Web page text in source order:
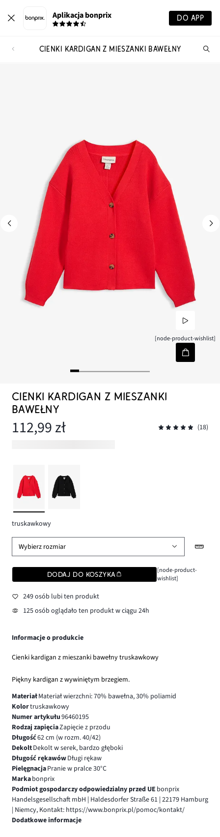
Aplikacja bonprix DO APP
CIENKI KARDIGAN Z MIESZANKI BAWEŁNY
[node-product-wishlist]
CIENKI KARDIGAN Z MIESZANKI
BAWEŁNY
112,99 zł (18)
truskawkowy
Wybierz rozmiar
DODAJ DO KOSZYKA
[node-product-
wishlist]
249 osób lubi ten produkt
125 osób oglądało ten produkt w ciągu 24h
Informacje o produkcie
Cienki kardigan z mieszanki bawełny truskawkowy
Piękny kardigan z wywiniętym brzegiem.
MateriałMateriał wierzchni: 70% bawełna, 30% poliamid
Kolortruskawkowy
Numer artykułu96460195
Rodzaj zapięciaZapięcie z przodu
Długość62 cm (w rozm. 40/42)
DekoltDekolt w serek, bardzo głęboki
Długość rękawówDługi rękaw
PielęgnacjaPranie w pralce 30°C
Markabonprix
Podmiot gospodarczy odpowiedzialny przed UE bonprix
Handelsgesellschaft mbH | Haldesdorfer Straße 61 | 22179 Hamburg
| Niemcy, Kontakt: https://www.bonprix.pl/pomoc/kontakt/
Dodatkowe informacje